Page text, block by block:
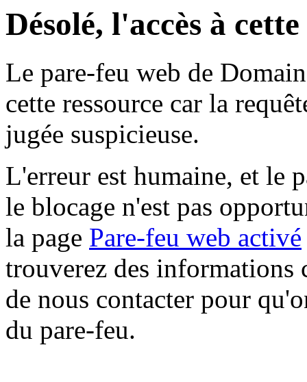
Désolé, l'accès à
Le pare-feu web de
cette ressource car la
jugée suspicieuse.
L'erreur est humaine, et le
le blocage n'est pas
la page Pare-feu web activé
trouverez des informations
de nous contacter pour
du pare-feu.